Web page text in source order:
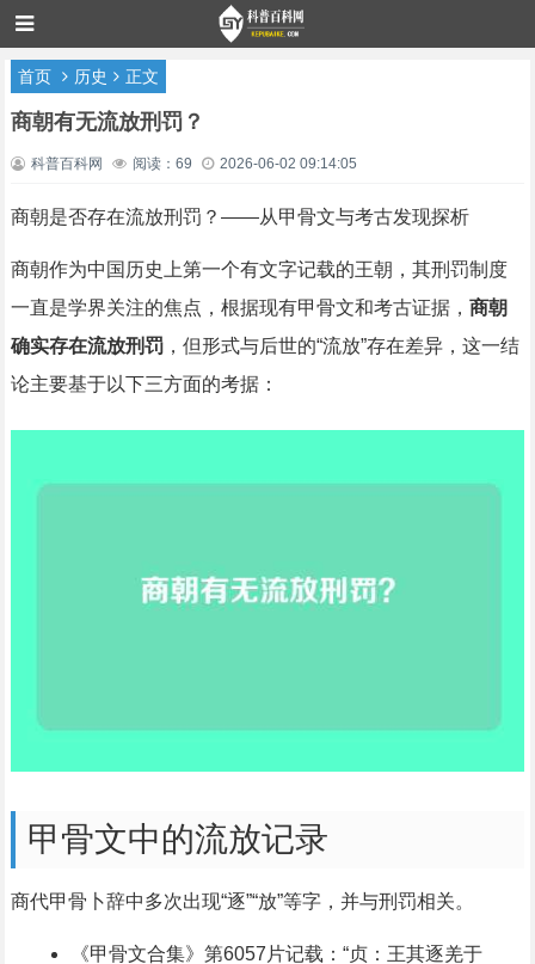
首页 历史 正文
商朝有无流放刑罚？
科普百科网 阅读：69 2026-06-02 09:14:05
商朝是否存在流放刑罚？——从甲骨文与考古发现探析
商朝作为中国历史上第一个有文字记载的王朝，其刑罚制度
一直是学界关注的焦点，根据现有甲骨文和考古证据， 商朝
确实存在流放刑罚，但形式与后世的“流放”存在差异，这一结
论主要基于以下三方面的考据：
甲骨文中的流放记录
商代甲骨卜辞中多次出现“逐”“放”等字，并与刑罚相关。
《甲骨文合集》第6057片记载：“贞：王其逐羌于